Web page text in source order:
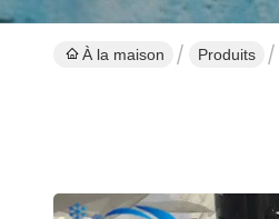
À la maison Produits